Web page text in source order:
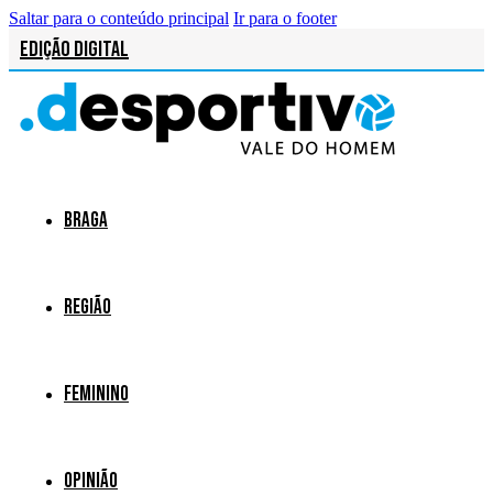
Saltar para o conteúdo principal Ir para o footer
Edição Digital
Braga
Região
Feminino
Opinião